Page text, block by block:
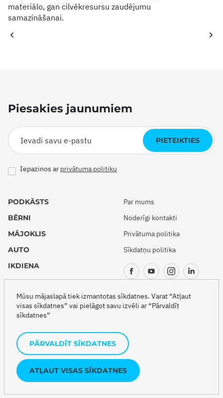
materiālo, gan cilvēkresursu zaudējumu
samazināšanai.
Piesakies jaunumiem
PIETEIKTIES
Iepazinos ar privātuma politiku
PODKĀSTS
BĒRNI
MĀJOKLIS
AUTO
IKDIENA
CEĻOJUMI
Par mums
Noderīgi kontakti
Privātuma politika
Sīkdatņu politika
Copyright © 2026 Drošības akadēmija
Šo projektu veido
Mūsu mājaslapā tiek izmantotas sīkdatnes. Varat “Atļaut
visas sīkdatnes” vai pielāgot savu izvēli ar “Pārvaldīt
sīkdatnes”
PĀRVALDĪT SĪKDATNES
ATĻAUT VISAS SĪKDATNES